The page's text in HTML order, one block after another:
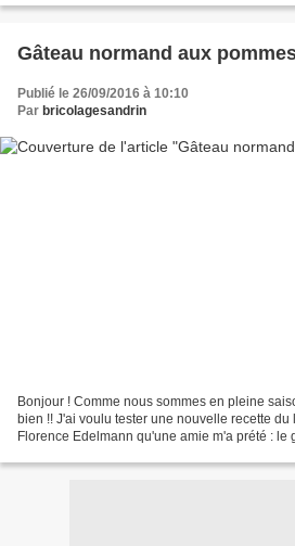
Gâteau normand aux
Publié le 26/09/2016 à 10:10
Par bricolagesandrin
Bonjour ! Comme nous sommes en pleine
bien !! J'ai voulu tester une nouvelle recette
Florence Edelmann qu'une amie m'a prété : le